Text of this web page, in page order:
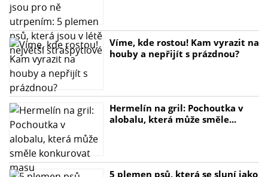
Víme, kde rostou! Kam vyrazit na
houby a nepřijít s prázdnou?
Hermelín na gril: Pochoutka v
alobalu, která může směle...
5 plemen psů, která se sluní jako